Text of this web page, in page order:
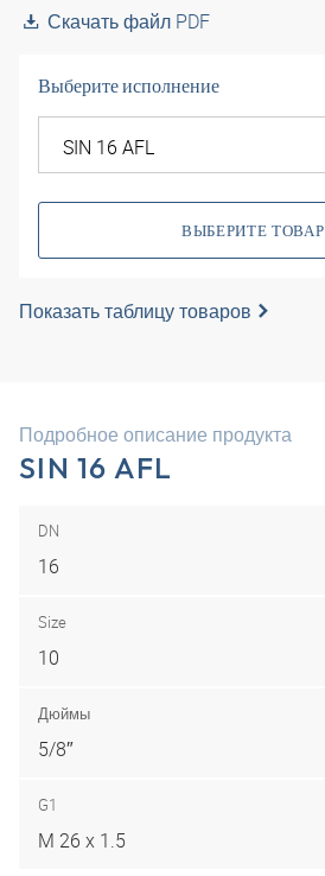
Скачать файл PDF
Выберите исполнение
ВЫБЕРИТЕ ТОВАР
Показать таблицу товаров
Подробное описание продукта
SIN 16 AFL
DN
16
Size
10
Дюймы
5/8″
G1
M 26 x 1.5